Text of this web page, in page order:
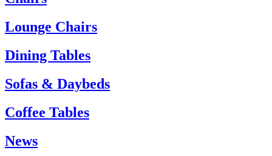
Kundenservice:
Tel.: +45 66 12 14 04
info@carlhansen.dk
Lounge Chairs
Dining Tables
Sofas & Daybeds
Coffee Tables
News